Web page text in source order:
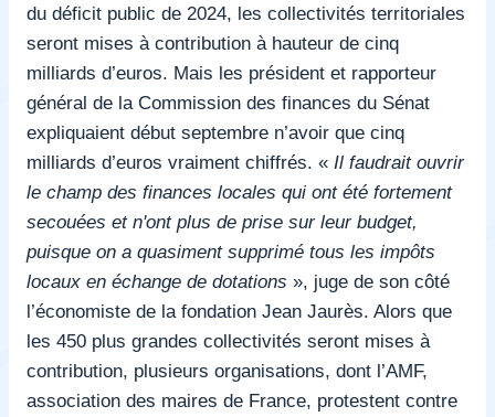
du déficit public de 2024, les collectivités territoriales
seront mises à contribution à hauteur de cinq
milliards d’euros. Mais les président et rapporteur
général de la Commission des finances du Sénat
expliquaient début septembre n’avoir que cinq
milliards d’euros vraiment chiffrés. « Il faudrait ouvrir
le champ des finances locales qui ont été fortement
secouées et n'ont plus de prise sur leur budget,
puisque on a quasiment supprimé tous les impôts
locaux en échange de dotations », juge de son côté
l’économiste de la fondation Jean Jaurès. Alors que
les 450 plus grandes collectivités seront mises à
contribution, plusieurs organisations, dont l’AMF,
association des maires de France, protestent contre